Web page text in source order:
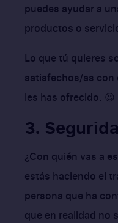
puedes ayudar a
productos o
Lo que tú quieres
satisfechos/as con
les has ofrecido. 😉
3.
¿Con quién vas a
estás haciendo el
persona que ha
que en realidad no